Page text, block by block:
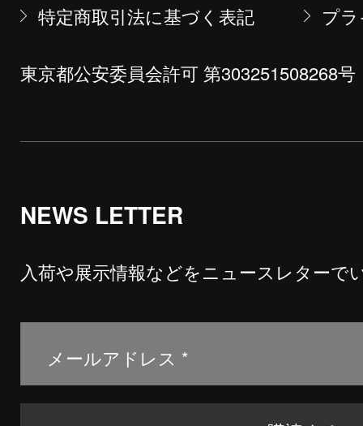
特定商取引法に基づく表記
プ
東京都公安委員会許可 第303251508268号
NEWS LETTER
入荷や展示情報などをニュースレターで